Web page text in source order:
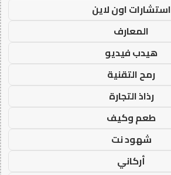
استشارات اون لاين
المعارف
هيدب فيديو
رمح التقنية
رذاذ التجارة
طعم وكيف
شهود نت
أركاني